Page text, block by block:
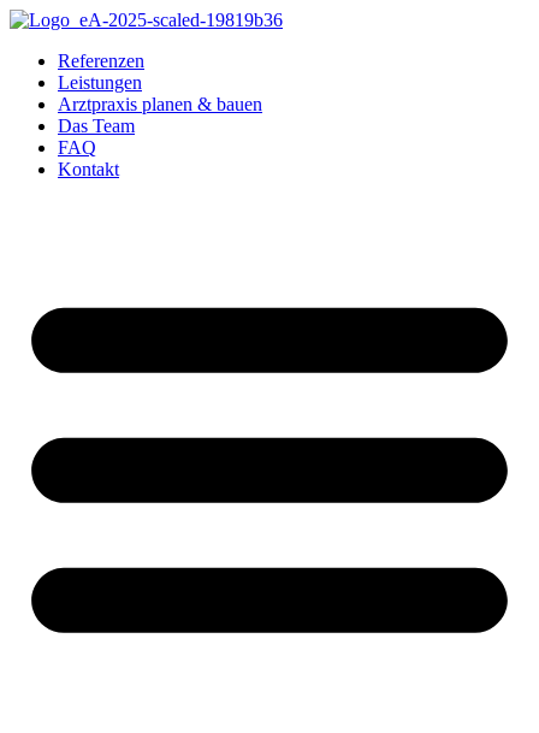
Referenzen
Leistungen
Arztpraxis planen & bauen
Das Team
FAQ
Kontakt